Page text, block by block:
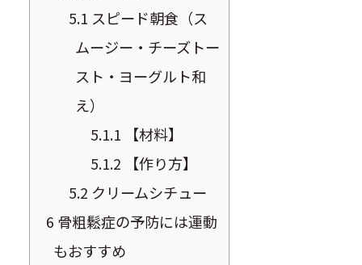
5.1 スピード朝食（ス
ムージー・チーズトー
スト・ヨーグルト和
え）
5.1.1 【材料】
5.1.2 【作り方】
5.2 クリームシチュー
6 骨粗鬆症の予防には運動
もおすすめ